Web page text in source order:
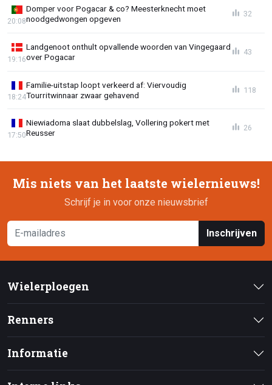
Domper voor Pogacar & co? Meesterknecht moet
noodgedwongen opgeven
20:08
32
Landgenoot onthult opvallende woorden van Vingegaard
over Pogacar
19:16
43
Familie-uitstap loopt verkeerd af: Viervoudig
Tourritwinnaar zwaar gehavend
18:24
118
Niewiadoma slaat dubbelslag, Vollering pokert met
Reusser
17:50
26
Mis niets van het laatste wielernieuws!
Schrijf je in voor onze nieuwsbrief
Inschrijven
Wielerploegen
Renners
Informatie